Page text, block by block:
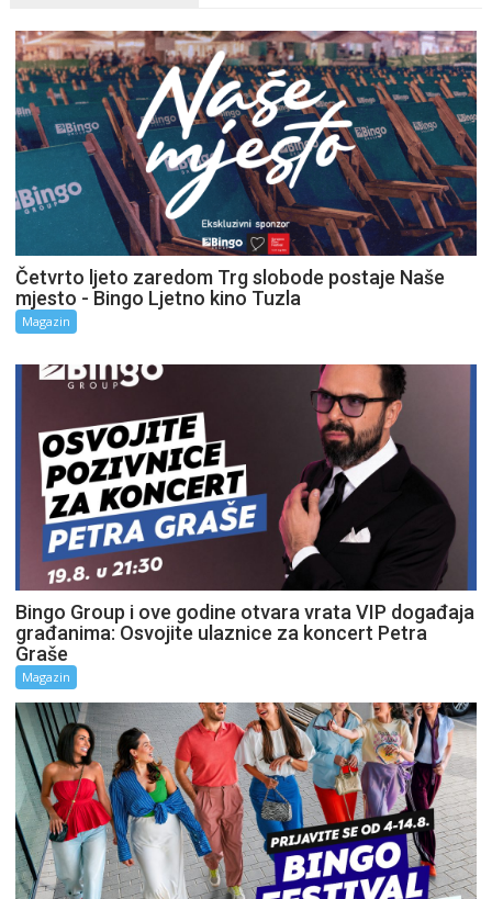
Četvrto ljeto zaredom Trg slobode postaje Naše
mjesto - Bingo Ljetno kino Tuzla
Magazin
Bingo Group i ove godine otvara vrata VIP događaja
građanima: Osvojite ulaznice za koncert Petra
Graše
Magazin